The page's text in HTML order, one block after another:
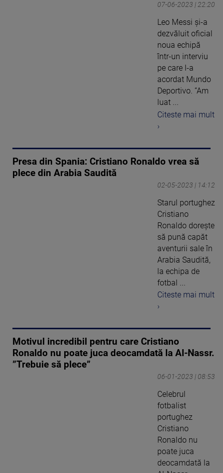
07-06-2023 | 22:20
Leo Messi și-a
dezvăluit oficial
noua echipă
într-un interviu
pe care l-a
acordat Mundo
Deportivo. ”Am
luat ...
Citeste mai mult
›
Presa din Spania: Cristiano Ronaldo vrea să
plece din Arabia Saudită
02-05-2023 | 14:12
Starul portughez
Cristiano
Ronaldo doreşte
să pună capăt
aventurii sale în
Arabia Saudită,
la echipa de
fotbal ...
Citeste mai mult
›
Motivul incredibil pentru care Cristiano
Ronaldo nu poate juca deocamdată la Al-Nassr.
”Trebuie să plece”
06-01-2023 | 08:53
Celebrul
fotbalist
portughez
Cristiano
Ronaldo nu
poate juca
deocamdată la